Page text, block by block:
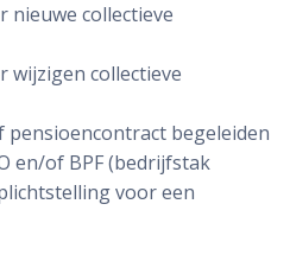
nieuwe collectieve
wijzigen collectieve
pensioencontract begeleiden
en/of BPF (bedrijfstak
voor een